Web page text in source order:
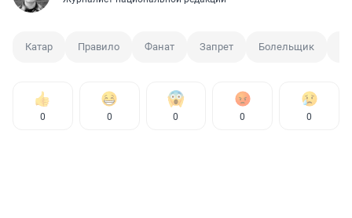
Катар Правило Фанат Запрет Болельщик
0 0 0 0 0